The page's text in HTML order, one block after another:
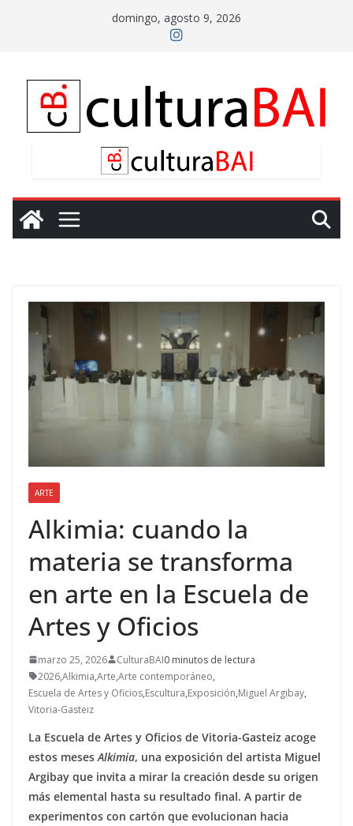
domingo, agosto 9, 2026
ARTE
Alkimia: cuando la
materia se transforma
en arte en la Escuela de
Artes y Oficios
marzo 25, 2026 CulturaBAI0 minutos de lectura
2026,Alkimia,Arte,Arte contemporáneo,
Escuela de Artes y Oficios,Escultura,Exposición,Miguel Argibay,
Vitoria-Gasteiz
La Escuela de Artes y Oficios de Vitoria-Gasteiz acoge
estos mesesAlkimia, una exposición del artista Miguel
Argibay que invita a mirar la creación desde su origen
más elemental hasta su resultado final. A partir de
experimentos con cartón que evolucionan hacia